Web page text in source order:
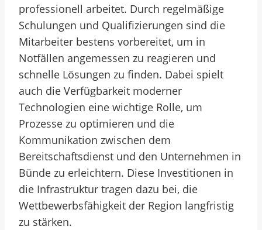
professionell arbeitet. Durch regelmäßige
Schulungen und Qualifizierungen sind die
Mitarbeiter bestens vorbereitet, um in
Notfällen angemessen zu reagieren und
schnelle Lösungen zu finden. Dabei spielt
auch die Verfügbarkeit moderner
Technologien eine wichtige Rolle, um
Prozesse zu optimieren und die
Kommunikation zwischen dem
Bereitschaftsdienst und den Unternehmen in
Bünde zu erleichtern. Diese Investitionen in
die Infrastruktur tragen dazu bei, die
Wettbewerbsfähigkeit der Region langfristig
zu stärken.